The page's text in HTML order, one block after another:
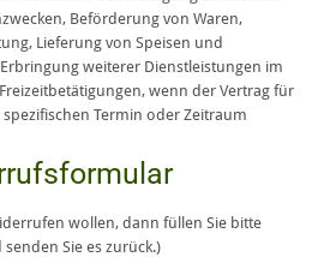
Beförderung von Waren,
Lieferung von Speisen und
weiterer Dienstleistungen im
wenn der Vertrag für
Termin oder Zeitraum
wollen, dann füllen Sie bitte
Sie es zurück.)